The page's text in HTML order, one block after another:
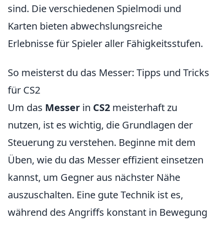
sind. Die verschiedenen Spielmodi und
Karten bieten abwechslungsreiche
Erlebnisse für Spieler aller Fähigkeitsstufen.
So meisterst du das Messer: Tipps und Tricks
für CS2
Um das Messer in CS2 meisterhaft zu
nutzen, ist es wichtig, die Grundlagen der
Steuerung zu verstehen. Beginne mit dem
Üben, wie du das Messer effizient einsetzen
kannst, um Gegner aus nächster Nähe
auszuschalten. Eine gute Technik ist es,
während des Angriffs konstant in Bewegung